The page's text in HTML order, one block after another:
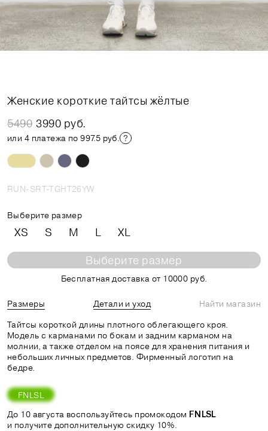
Женские короткие тайтсы жёлтые
5490 3990 руб.
или 4 платежа по 997.5 руб.
RUN-SRT-TGHT26YW
Выберите размер
XS S M L XL
Выберите размер
Бесплатная доставка от 10000 руб.
Размеры Детали и уход
Найти магазин
Тайтсы короткой длины плотного облегающего кроя.
Модель с карманами по бокам и задним карманом на
молнии, а также отделом на поясе для хранения питания и
небольших личных предметов. Фирменный логотип на
бедре.
FNLSL
До 10 августа воспользуйтесь промокодом FNLSL
и получите дополнительную скидку 10%.